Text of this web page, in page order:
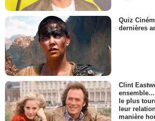
Quiz
dernières
Clint
le plus
leur
manière